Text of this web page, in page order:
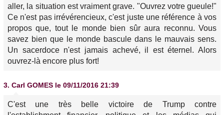
aller, la situation est vraiment grave. "Ouvrez votre gueule!"
Ce n'est pas irrévérencieux, c'est juste une référence à vos
propos que, tout le monde bien sûr aura reconnu. Vous
savez bien que le monde bascule dans le mauvais sens.
Un sacerdoce n'est jamais achevé, il est éternel. Alors
ouvrez-là encore plus fort!
3. Carl GOMES le 09/11/2016 21:39
C'est une très belle victoire de Trump contre